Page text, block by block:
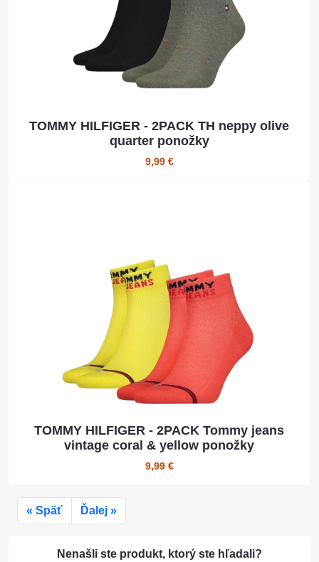
TOMMY HILFIGER - 2PACK TH neppy olive
quarter ponožky
9,99 €
TOMMY HILFIGER - 2PACK Tommy jeans
vintage coral & yellow ponožky
9,99 €
« Späť Ďalej »
Nenašli ste produkt, ktorý ste hľadali?